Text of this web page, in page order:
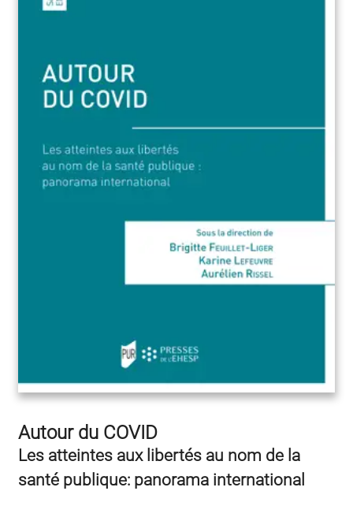
Autour du COVID
Les atteintes aux libertés au nom de la
santé publique: panorama international